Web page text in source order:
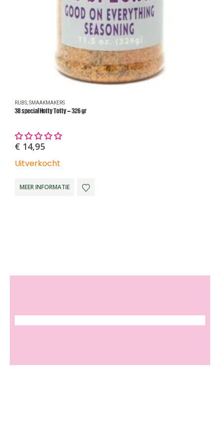
RUBS SMAAKMAKERS
38 special Hotty Totty – 326 gr
€ 14,95
Uitverkocht
MEER INFORMATIE